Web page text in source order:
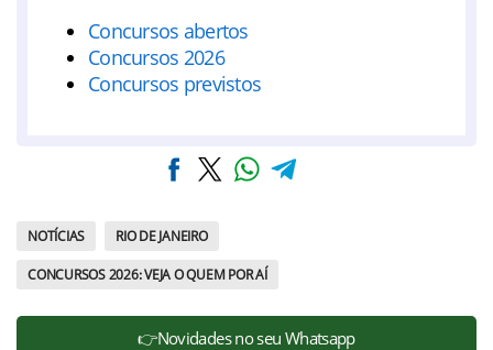
Concursos abertos
Concursos 2026
Concursos previstos
NOTÍCIAS RIO DE JANEIRO
CONCURSOS 2026: VEJA O QUEM POR AÍ
👉Novidades no seu Whatsapp